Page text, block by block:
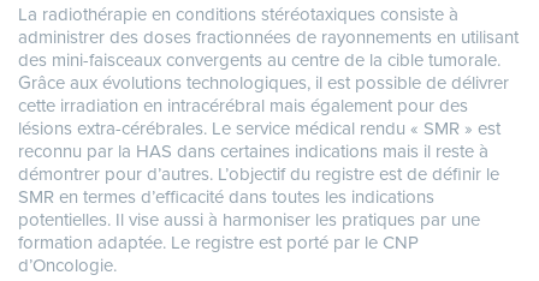
La radiothérapie en conditions stéréotaxiques consiste à
administrer des doses fractionnées de rayonnements en utilisant
des mini-faisceaux convergents au centre de la cible tumorale.
Grâce aux évolutions technologiques, il est possible de délivrer
cette irradiation en intracérébral mais également pour des
lésions extra-cérébrales. Le service médical rendu « SMR » est
reconnu par la HAS dans certaines indications mais il reste à
démontrer pour d’autres. L’objectif du registre est de définir le
SMR en termes d’efficacité dans toutes les indications
potentielles. Il vise aussi à harmoniser les pratiques par une
formation adaptée. Le registre est porté par le CNP
d’Oncologie.